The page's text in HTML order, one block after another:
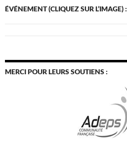
ÉVÉNEMENT (CLIQUEZ SUR L’IMAGE) :
MERCI POUR LEURS SOUTIENS :